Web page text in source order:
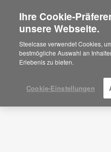
Are you in
Would you
your region?
Americas
Español
Unsere Lieferanten
Ihre Cookie-
unsere Webseite.
Steelcase verwendet Cookies,
bestmögliche Auswahl an
Erlebenis zu bieten.
Cookie-Einstellungen